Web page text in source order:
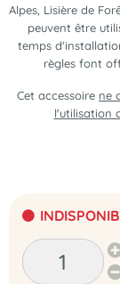
Alpes, Lisière de
peuvent être
temps
règles font
Cet accessoire ne
l'utilisation